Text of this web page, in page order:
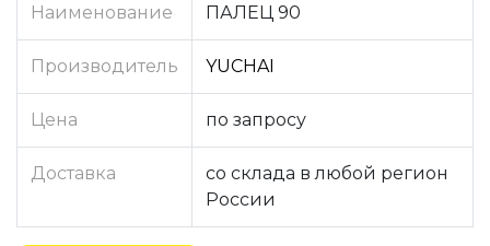
Наименование ПАЛЕЦ 90
Производитель YUCHAI
Цена по запросу
Доставка
со склада в любой регион
России